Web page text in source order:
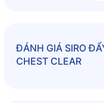
- Làm giảm đờm nhớt
- Hỗ trợ khả năng thở
ĐÁNH GIÁ SIRO
CHEST CLEAR